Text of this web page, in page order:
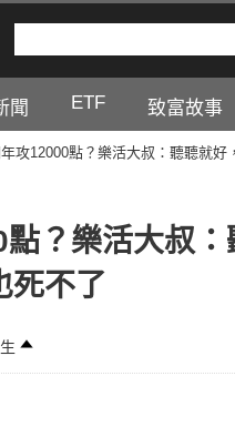
聞 ETF 致富故事
攻12000點？樂活大叔：聽聽就
？樂活大叔
死不了